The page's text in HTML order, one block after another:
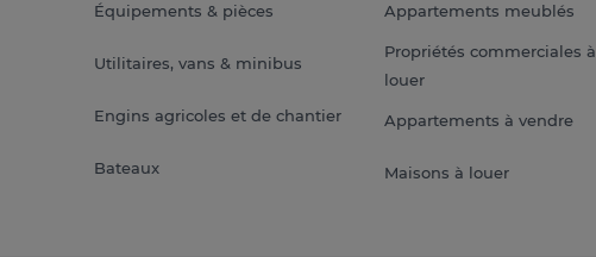
Équipements & pièces
Utilitaires, vans & minibus
Engins agricoles et de chantier
Bateaux
Appartements meublés
Propriétés commerciales à
louer
Appartements à vendre
Maisons à louer